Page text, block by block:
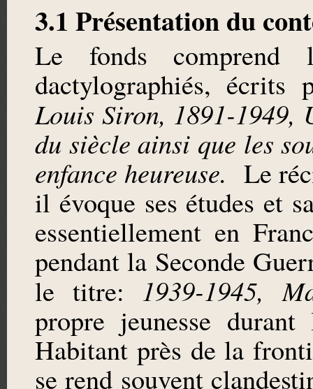
3.1 Présentation du
Le fonds comprend
dactylographiés, écrits
Louis Siron, 1891-1949,
du siècle ainsi que les
enfance heureuse. Le
il évoque ses études et
essentiellement en
pendant la Seconde
le titre: 1939-1945,
propre jeunesse
Habitant près de la
se rend souvent